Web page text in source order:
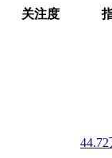
关注度
44.72